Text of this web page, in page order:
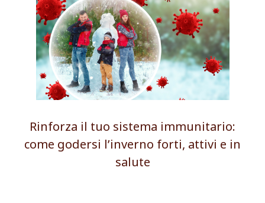
Rinforza il tuo sistema immunitario:
come godersi l’inverno forti, attivi e in
salute